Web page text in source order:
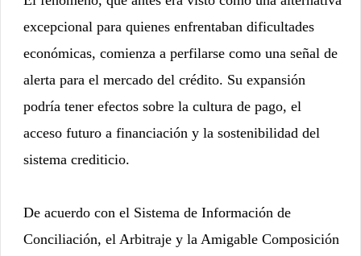
excepcional para quienes enfrentaban dificultades
económicas, comienza a perfilarse como una señal de
alerta para el mercado del crédito. Su expansión
podría tener efectos sobre la cultura de pago, el
acceso futuro a financiación y la sostenibilidad del
sistema crediticio.
De acuerdo con el Sistema de Información de
Conciliación, el Arbitraje y la Amigable Composición